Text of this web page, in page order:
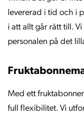
levererad i tid och i
i att allt går rätt till.
personalen på det
Med ett
full flexibilitet. Vi